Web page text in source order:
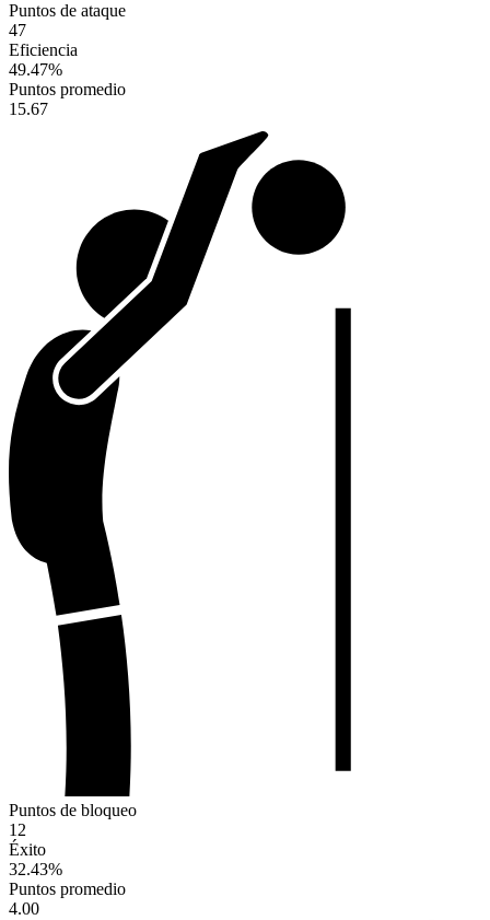
Puntos de ataque
47
Eficiencia
49.47%
Puntos promedio
15.67
Puntos de bloqueo
12
Éxito
32.43%
Puntos promedio
4.00